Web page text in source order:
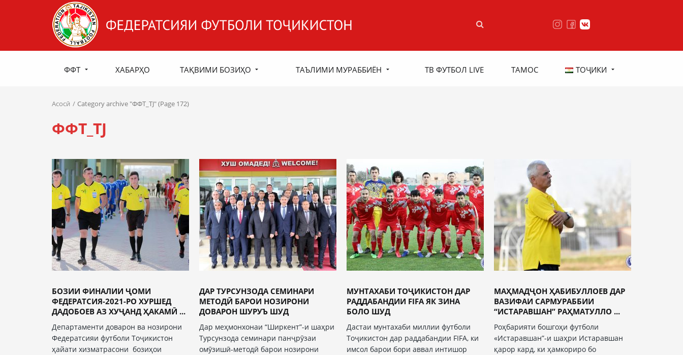
ФФТ ХАБАРҲО ТАҚВИМИ БОЗИҲО ТАЪЛИМИ МУРАББИЁН ТВ ФУТБОЛ LIVE ТАМОС ТОҶИКИ
Асосӣ Category archive "ФФТ_TJ" (Page 172)
ФФТ_TJ
БОЗИИ ФИНАЛИИ ҶОМИ
ФЕДЕРАТСИЯ-2021-РО ХУРШЕД
ДАДОБОЕВ АЗ ХУҶАНД ҲАКАМӢ ...
Департаменти доварон ва нозирони
Федератсияи футболи Тоҷикистон
ҳайати хизматрасони бозиҳои
ДАР ТУРСУНЗОДА СЕМИНАРИ
МЕТОДӢ БАРОИ НОЗИРОНИ
ДОВАРОН ШУРУЪ ШУД
Дар меҳмонхонаи “Ширкент”-и шаҳри
Турсунзода семинари панҷрӯзаи
омӯзишӣ-методӣ барои нозирони
МУНТАХАБИ ТОҶИКИСТОН ДАР
РАДДАБАНДИИ FIFA ЯК ЗИНА
БОЛО ШУД
Дастаи мунтахаби миллии футболи
Тоҷикистон дар раддабандии FIFA, ки
имсол барои бори аввал интишор
МАҲМАДҶОН ҲАБИБУЛЛОЕВ ДАР
ВАЗИФАИ САРМУРАББИИ
“ИСТАРАВШАН” РАҲМАТУЛЛО ...
Роҳбарияти бошгоҳи футболи
«Истаравшан”-и шаҳри Истаравшан
қарор кард, ки ҳамкориро бо